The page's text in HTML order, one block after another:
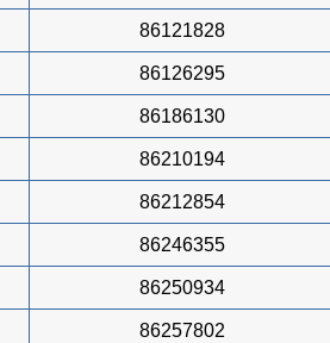
86121828
86126295
86186130
86210194
86212854
86246355
86250934
86257802